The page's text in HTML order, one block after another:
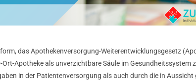
das Apothekenversorgung-Weiterentwicklungsgesetz
Apotheke als unverzichtbare Säule im Gesundheitssystem
in der Patientenversorgung als auch durch die in Aussicht